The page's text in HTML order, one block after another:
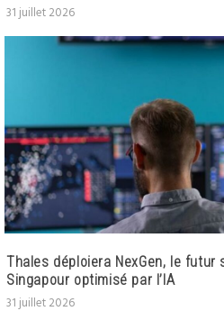
31 juillet 2026
Thales déploiera NexGen, le futur
Singapour optimisé par l’IA
31 juillet 2026